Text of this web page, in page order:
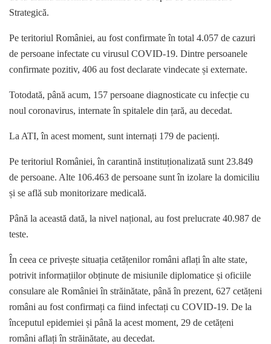
Strategică.
Pe teritoriul României, au fost confirmate în total 4.057 de cazuri
de persoane infectate cu virusul COVID-19. Dintre persoanele
confirmate pozitiv, 406 au fost declarate vindecate și externate.
Totodată, până acum, 157 persoane diagnosticate cu infecție cu
noul coronavirus, internate în spitalele din țară, au decedat.
La ATI, în acest moment, sunt internați 179 de pacienți.
Pe teritoriul României, în carantină instituționalizată sunt 23.849
de persoane. Alte 106.463 de persoane sunt în izolare la domiciliu
și se află sub monitorizare medicală.
Până la această dată, la nivel național, au fost prelucrate 40.987 de
teste.
În ceea ce privește situația cetățenilor români aflați în alte state,
potrivit informațiilor obținute de misiunile diplomatice și oficiile
consulare ale României în străinătate, până în prezent, 627 cetățeni
români au fost confirmați ca fiind infectați cu COVID-19. De la
începutul epidemiei și până la acest moment, 29 de cetățeni
români aflați în străinătate, au decedat.